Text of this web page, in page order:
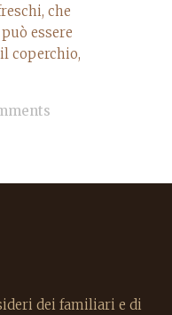
che
essere
coperchio,
dei familiari e di